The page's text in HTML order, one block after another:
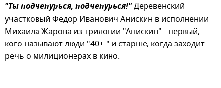
"Ты подчепурься, подчепурься!"Деревенский
участковый Федор Иванович Анискин в исполнении
Михаила Жарова из трилогии "Анискин" - первый,
кого называют люди "40+-" и старше, когда заходит
речь о милиционерах в кино.